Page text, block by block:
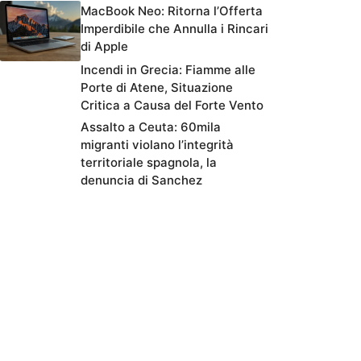
MacBook Neo: Ritorna l’Offerta
Imperdibile che Annulla i Rincari
di Apple
Incendi in Grecia: Fiamme alle
Porte di Atene, Situazione
Critica a Causa del Forte Vento
Assalto a Ceuta: 60mila
migranti violano l’integrità
territoriale spagnola, la
denuncia di Sanchez